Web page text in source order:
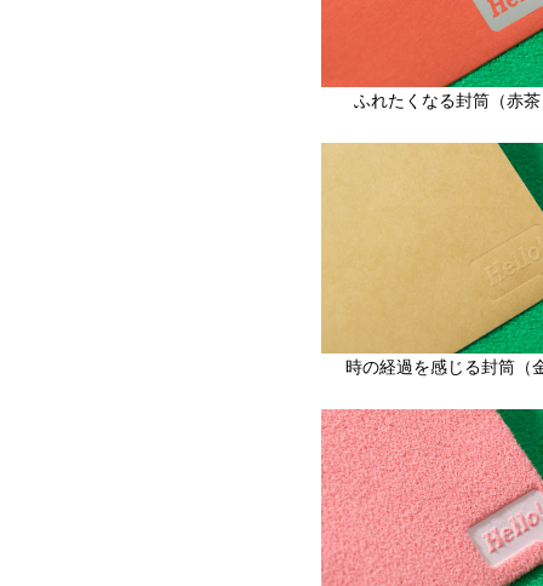
ふれたくなる封筒（赤
時の経過を感じる封筒（